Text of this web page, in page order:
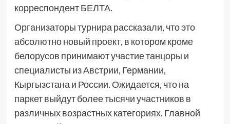
корреспондент БЕЛТА.
Организаторы турнира рассказали, что это
абсолютно новый проект, в котором кроме
белорусов принимают участие танцоры и
специалисты из Австрии, Германии,
Кыргызстана и России. Ожидается, что на
паркет выйдут более тысячи участников в
различных возрастных категориях. Главной